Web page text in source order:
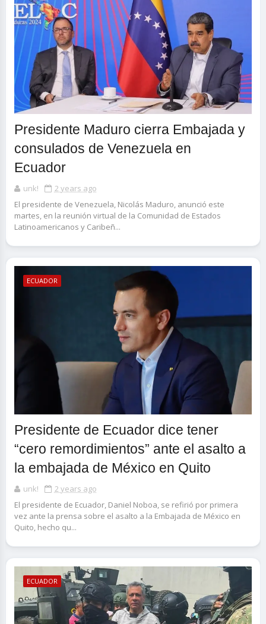
Presidente Maduro cierra Embajada y
consulados de Venezuela en
Ecuador
unk!
2 years ago
El presidente de Venezuela, Nicolás Maduro, anunció este
martes, en la reunión virtual de la Comunidad de Estados
Latinoamericanos y Caribeñ...
ECUADOR
Presidente de Ecuador dice tener
“cero remordimientos” ante el asalto a
la embajada de México en Quito
unk!
2 years ago
El presidente de Ecuador, Daniel Noboa, se refirió por primera
vez ante la prensa sobre el asalto a la Embajada de México en
Quito, hecho qu...
ECUADOR